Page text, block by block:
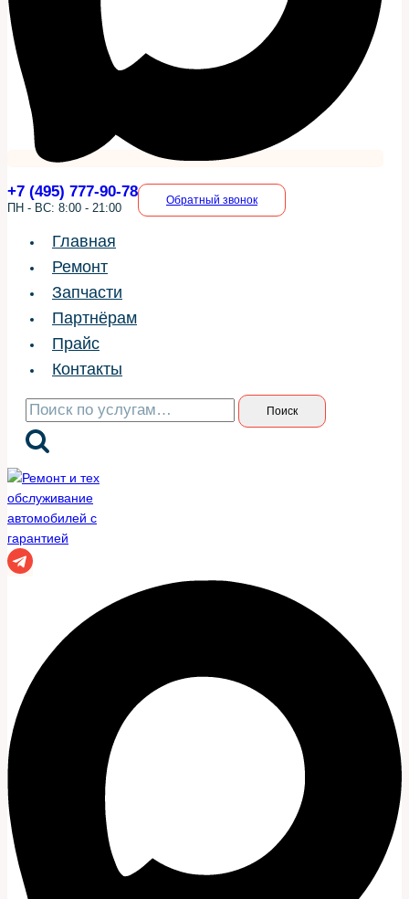
+7 (495) 777-90-78
ПН - ВС: 8:00 - 21:00
Обратный звонок
Главная
Ремонт
Запчасти
Партнёрам
Прайс
Контакты
Искать: Поиск